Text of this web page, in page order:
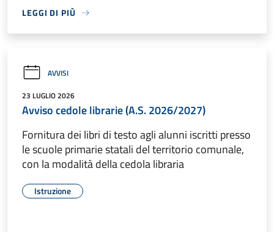
LEGGI DI PIÙ
AVVISI
23 LUGLIO 2026
Avviso cedole librarie (A.S. 2026/2027)
Fornitura dei libri di testo agli alunni iscritti presso
le scuole primarie statali del territorio comunale,
con la modalità della cedola libraria
Istruzione